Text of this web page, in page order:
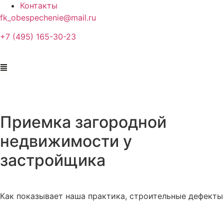
Контакты
fk_obespechenie@mail.ru
+7 (495) 165-30-23
Приемка загородной
недвижимости у
застройщика
Как показывает наша практика, строительные дефекты